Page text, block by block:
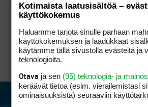
Kotimaista laatusisältöä –
käyttökokemus
Haluamme tarjota sinulle parhaan
käyttökokemuksen ja laadukkaat
käytämme tällä sivustolla evästeitä ja
teknologioita.
Otava ja sen (95) teknologia- ja
keräävät tietoa (esim. vierailemis­tasi
ominaisuuk­sista) seuraaviin